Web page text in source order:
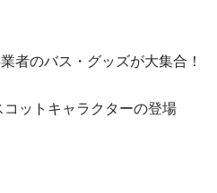
者のバス・グッズが大集合！
ットキャラクターの登場